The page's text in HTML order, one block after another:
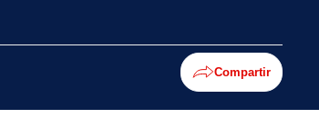
Compartir